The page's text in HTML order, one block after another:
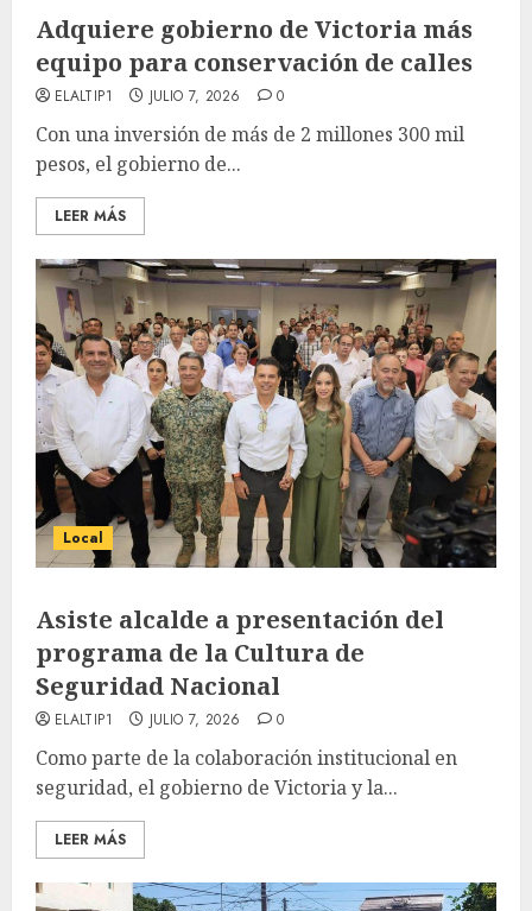
Adquiere gobierno de Victoria más
equipo para conservación de calles
ELALTIP1 JULIO 7, 2026 0
Con una inversión de más de 2 millones 300 mil
pesos, el gobierno de...
LEER MÁS
Local
Asiste alcalde a presentación del
programa de la Cultura de
Seguridad Nacional
ELALTIP1 JULIO 7, 2026 0
Como parte de la colaboración institucional en
seguridad, el gobierno de Victoria y la...
LEER MÁS